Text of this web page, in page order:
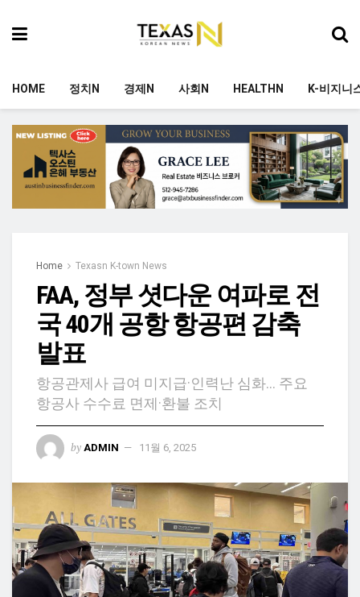
HOME 정치N 경제N 사회N HEALTHN K-비지니
Home Texasn K-town News
FAA, 정부 셧다운 여파로 전
국 40개 공항 항공편 감축
발표
항공관제사 급여 미지급·인력난 심화… 주요
항공사 수수료 면제·환불 조치
by ADMIN 11월 6, 2025